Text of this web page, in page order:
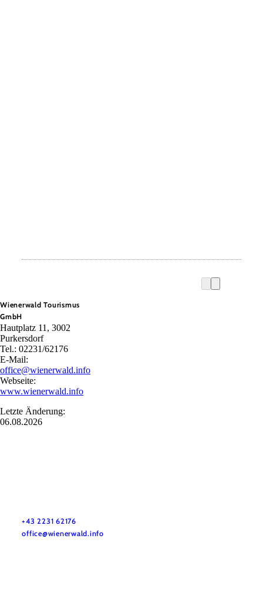
Wienerwald Tourismus
GmbH
Hautplatz 11, 3002
Purkersdorf
Tel.: 02231/62176
E-Mail:
office@wienerwald.info
Webseite:
www.wienerwald.info
Letzte Änderung:
06.08.2026
+43 2231 62176
office@wienerwald.info